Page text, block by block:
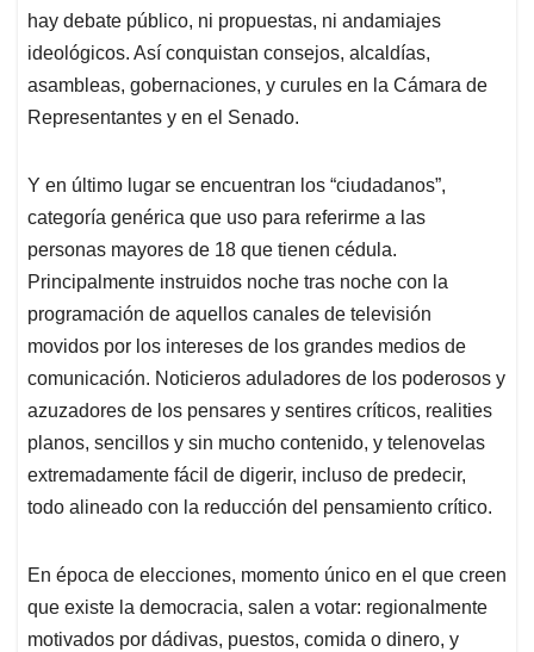
hay debate público, ni propuestas, ni andamiajes
ideológicos. Así conquistan consejos, alcaldías,
asambleas, gobernaciones, y curules en la Cámara de
Representantes y en el Senado.
Y en último lugar se encuentran los “ciudadanos”,
categoría genérica que uso para referirme a las
personas mayores de 18 que tienen cédula.
Principalmente instruidos noche tras noche con la
programación de aquellos canales de televisión
movidos por los intereses de los grandes medios de
comunicación. Noticieros aduladores de los poderosos y
azuzadores de los pensares y sentires críticos, realities
planos, sencillos y sin mucho contenido, y telenovelas
extremadamente fácil de digerir, incluso de predecir,
todo alineado con la reducción del pensamiento crítico.
En época de elecciones, momento único en el que creen
que existe la democracia, salen a votar: regionalmente
motivados por dádivas, puestos, comida o dinero, y